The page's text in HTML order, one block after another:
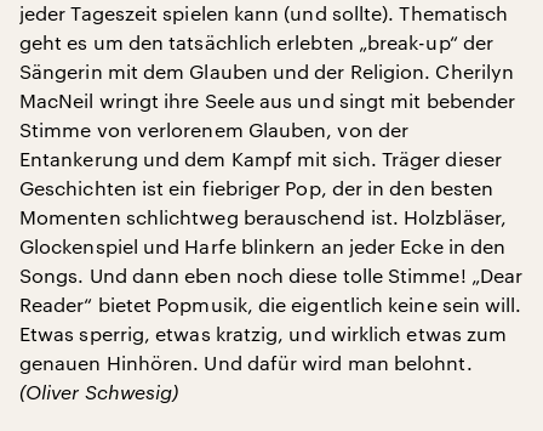
jeder Tageszeit spielen kann (und sollte). Thematisch
geht es um den tatsächlich erlebten „break-up“ der
Sängerin mit dem Glauben und der Religion. Cherilyn
MacNeil wringt ihre Seele aus und singt mit bebender
Stimme von verlorenem Glauben, von der
Entankerung und dem Kampf mit sich. Träger dieser
Geschichten ist ein fiebriger Pop, der in den besten
Momenten schlichtweg berauschend ist. Holzbläser,
Glockenspiel und Harfe blinkern an jeder Ecke in den
Songs. Und dann eben noch diese tolle Stimme! „Dear
Reader“ bietet Popmusik, die eigentlich keine sein will.
Etwas sperrig, etwas kratzig, und wirklich etwas zum
genauen Hinhören. Und dafür wird man belohnt.
(Oliver Schwesig)